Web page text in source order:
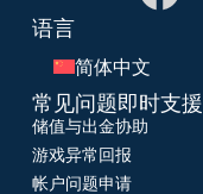
常见问题即时支援
储值与出金协助
游戏异常回报
帐户问题申请
语言
简体中文